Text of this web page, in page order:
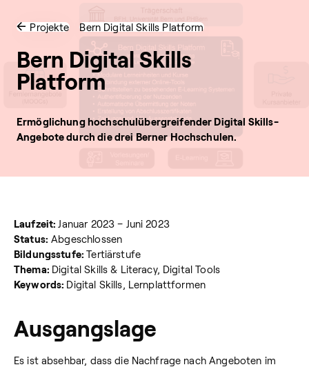
Projekte Bern Digital Skills Platform
Bern Digital Skills
Platform
Ermöglichung hochschulübergreifender Digital Skills-
Angebote durch die drei Berner Hochschulen.
Laufzeit:Januar 2023 – Juni 2023
Status: Abgeschlossen
Bildungsstufe:Tertiärstufe
Thema: Digital Skills & Literacy, Digital Tools
Keywords: Digital Skills, Lernplattformen
Ausgangslage
Es ist absehbar, dass die Nachfrage nach Angeboten im